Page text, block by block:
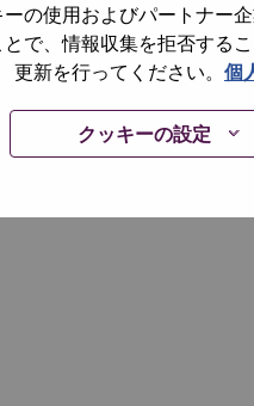
ーの使用およびパートナー
とで、情報収集を拒否する
更新を行ってください。 個
クッキーの設定